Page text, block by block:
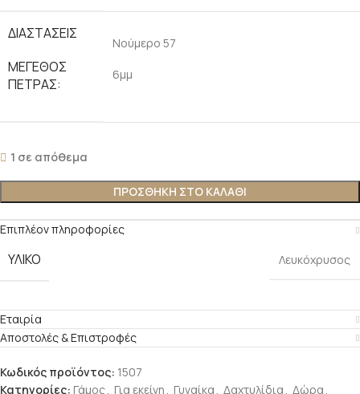
ΔΙΑΣΤΆΣΕΙΣ
ΜΈΓΕΘΟΣ
ΠΈΤΡΑΣ:
Νούμερο 57
6μμ
1 σε απόθεμα
ΠΡΟΣΘΉΚΗ ΣΤΟ ΚΑΛΆΘΙ
Επιπλέον πληροφορίες
ΥΛΙΚΌ Λευκόχρυσος
Εταιρία
Αποστολές & Επιστροφές
Κωδικός προϊόντος: 1507
Κατηγορίες: Γάμος, Για εκείνη , Γυναίκα , Δαχτυλίδια , Δώρα ,